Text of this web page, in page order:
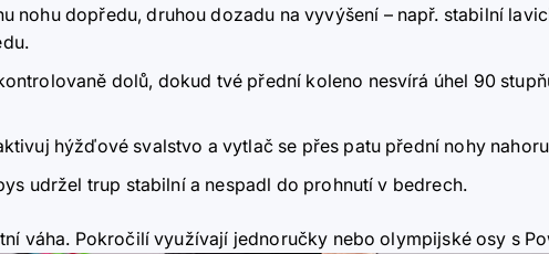
nohu dopředu, druhou dozadu na vyvýšení – např. stabilní
dolů, dokud tvé přední koleno nesvírá úhel 90
hýžďové svalstvo a vytlač se přes patu přední nohy
udržel trup stabilní a nespadl do prohnutí v bedrech.
váha. Pokročilí využívají jednoručky nebo olympijské osy s